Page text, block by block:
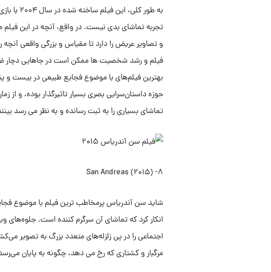
به طور
تجربه تماشای بدی نیست. در واقع، آنچه در این فیلم
و تصاویر عریض را دارد تا مقیاس و بزرگی واقعی
فیلم و رشد شخصیت ها ممکن است در جاهایی دچار
بهترین فیلم‌های با موضوع فجایع طبیعی در بیست و
حوزه داستان‌سرایی بصری بسیار تاثیرگذار بوده، و
تماشای بسیاری را به ثبت رسانده و به نظر می رسد
۸- San Andreas (۲۰۱۵)
شاید سن آندریاس پرمخاطب ترین فیلم با موضوع
انکار کرد که تماشای آن سرگرم کننده است.
اجتماعی را در پی زلزله‌های متعدد بزرگ به تصویر
مرگبار و کشتاری که رخ می دهد، چگونه به پایان